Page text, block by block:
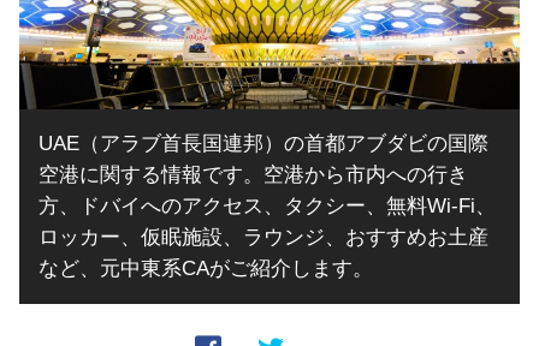
UAE（アラブ首長国連邦）の首都アブダビの国際
空港に関する情報です。空港から市内への行き
方、ドバイへのアクセス、タクシー、無料Wi-Fi、
ロッカー、仮眠施設、ラウンジ、おすすめお土産
など、元中東系CAがご紹介します。